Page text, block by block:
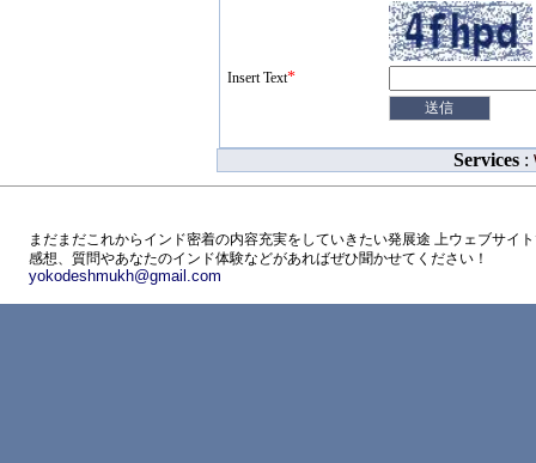
Insert Text*
Services :
まだまだこれからインド密着の内容充実をしていきたい発展途 上ウェブサイ
感想、質問やあなたのインド体験などがあればぜひ聞かせてください！
yokodeshmukh@gmail.com